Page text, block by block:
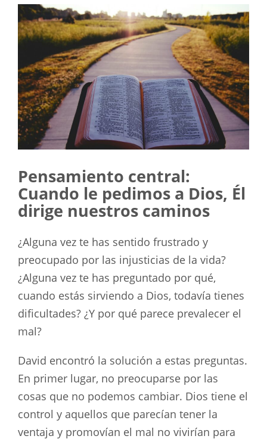
Pensamiento central:
Cuando le pedimos a Dios, Él
dirige nuestros caminos
¿Alguna vez te has sentido frustrado y
preocupado por las injusticias de la vida?
¿Alguna vez te has preguntado por qué,
cuando estás sirviendo a Dios, todavía tienes
dificultades? ¿Y por qué parece prevalecer el
mal?
David encontró la solución a estas preguntas.
En primer lugar, no preocuparse por las
cosas que no podemos cambiar. Dios tiene el
control y aquellos que parecían tener la
ventaja y promovían el mal no vivirían para